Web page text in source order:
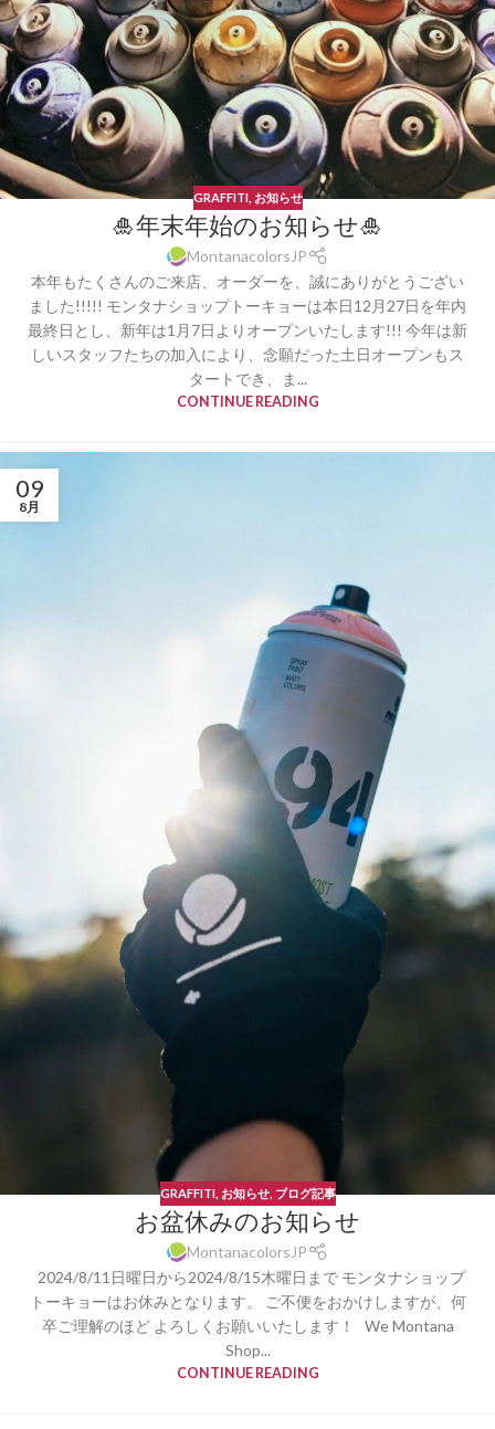
GRAFFITI, お知らせ
🎍年末年始のお知らせ🎍
MontanacolorsJP
本年もたくさんのご来店、オーダーを、誠にありがとうござい
ました!!!!! モンタナショップトーキョーは本日12月27日を年内
最終日とし、新年は1月7日よりオープンいたします!!! 今年は新
しいスタッフたちの加入により、念願だった土日オープンもス
タートでき、ま...
CONTINUE READING
09
8月
GRAFFITI, お知らせ, ブログ記事
お盆休みのお知らせ
MontanacolorsJP
2024/8/11日曜日から2024/8/15木曜日まで モンタナショップ
トーキョーはお休みとなります。 ご不便をおかけしますが、何
卒ご理解のほど よろしくお願いいたします！ We Montana
Shop...
CONTINUE READING